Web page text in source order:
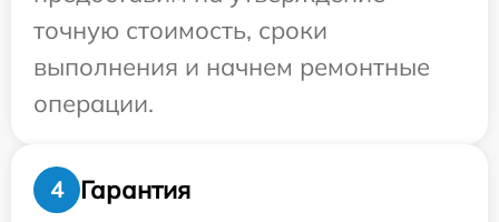
точную стоимость, сроки
выполнения и начнем ремонтные
операции.
4
Гарантия